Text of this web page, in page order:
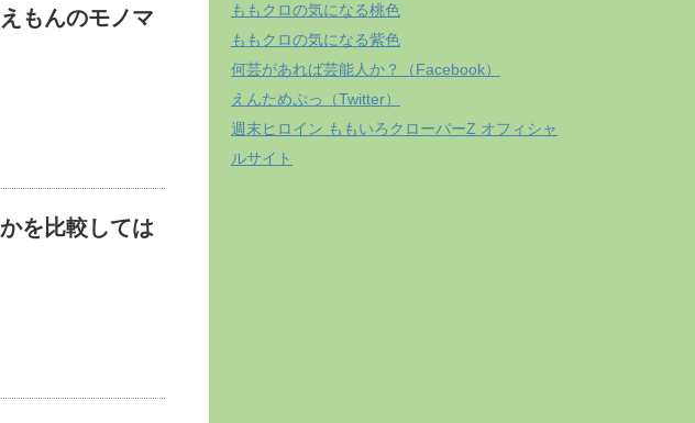
もんのモノマ
を比較しては
ももクロの気になる桃色
ももクロの気になる紫色
何芸があれば芸能人か？（Facebook）
えんためぷっ（Twitter）
週末ヒロイン ももいろクローバーZ オフィシャ
ルサイト